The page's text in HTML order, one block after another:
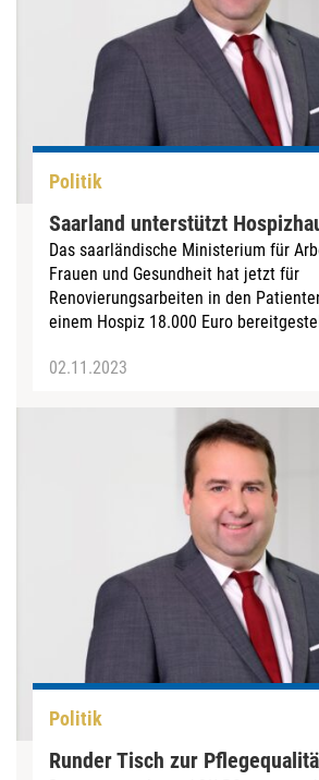
Politik
Saarland unterstützt
Das saarländische Ministerium für
Frauen und Gesundheit hat jetzt für
Renovierungsarbeiten in den
einem Hospiz 18.000 Euro
02.11.2023
Politik
Runder Tisch zur